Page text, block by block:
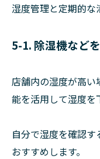
湿度管理と定期的な
5-1. 除湿機など
店舗内の湿度が高
能を活用して湿度を
自分で湿度を確認
おすすめします。